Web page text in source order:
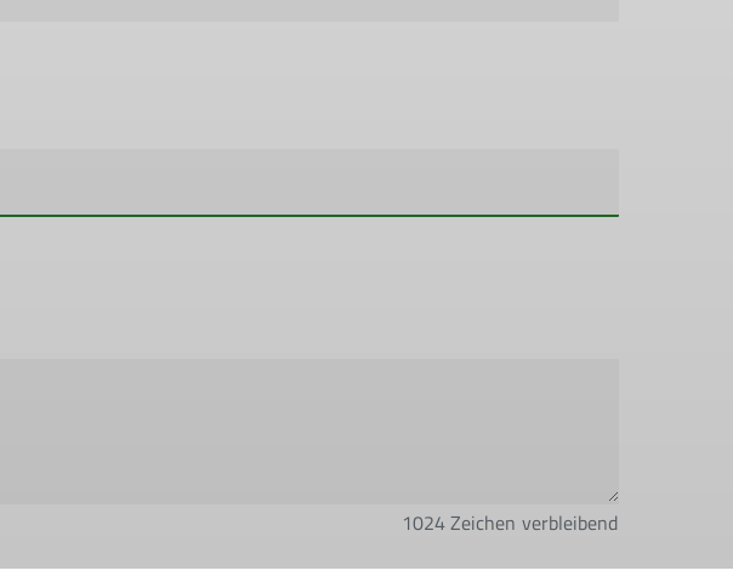
1024Zeichen verbleibend